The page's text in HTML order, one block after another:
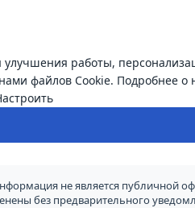
работы,
файлов Cookie. Подробнее о
не является публичной
без предварительного